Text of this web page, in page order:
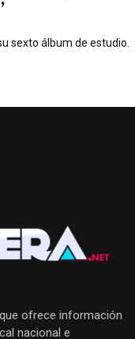
sexto álbum de estudio.
ofrece información
nacional e